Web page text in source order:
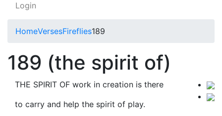
Login
HomeVersesFireflies189
189 (the spirit of)
THE SPIRIT OF work in creation is there
to carry and help the spirit of play.